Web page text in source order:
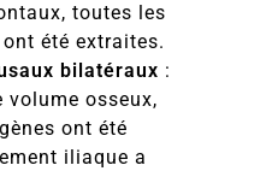
toutes les
été extraites.
bilatéraux :
volume osseux,
ont été
iliaque a